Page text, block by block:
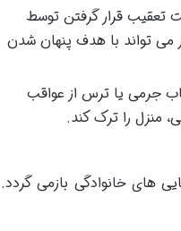
تعقیب قرار گرفتن توسط
می تواند با هدف پنهان شدن
جرمی یا ترس از عواقب
منزل را ترک کند.
های خانوادگی بازمی گردد.